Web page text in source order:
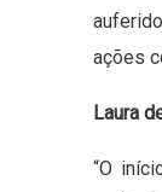
ações
Laura
“O